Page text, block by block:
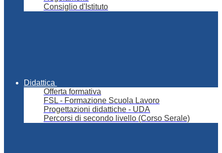
Consiglio d'Istituto
Didattica
Offerta formativa
FSL - Formazione Scuola Lavoro
Progettazioni didattiche - UDA
Percorsi di secondo livello (Corso Serale)